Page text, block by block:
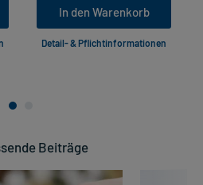
In den Warenkorb
Detail- & Pflichtinformationen
Beiträge